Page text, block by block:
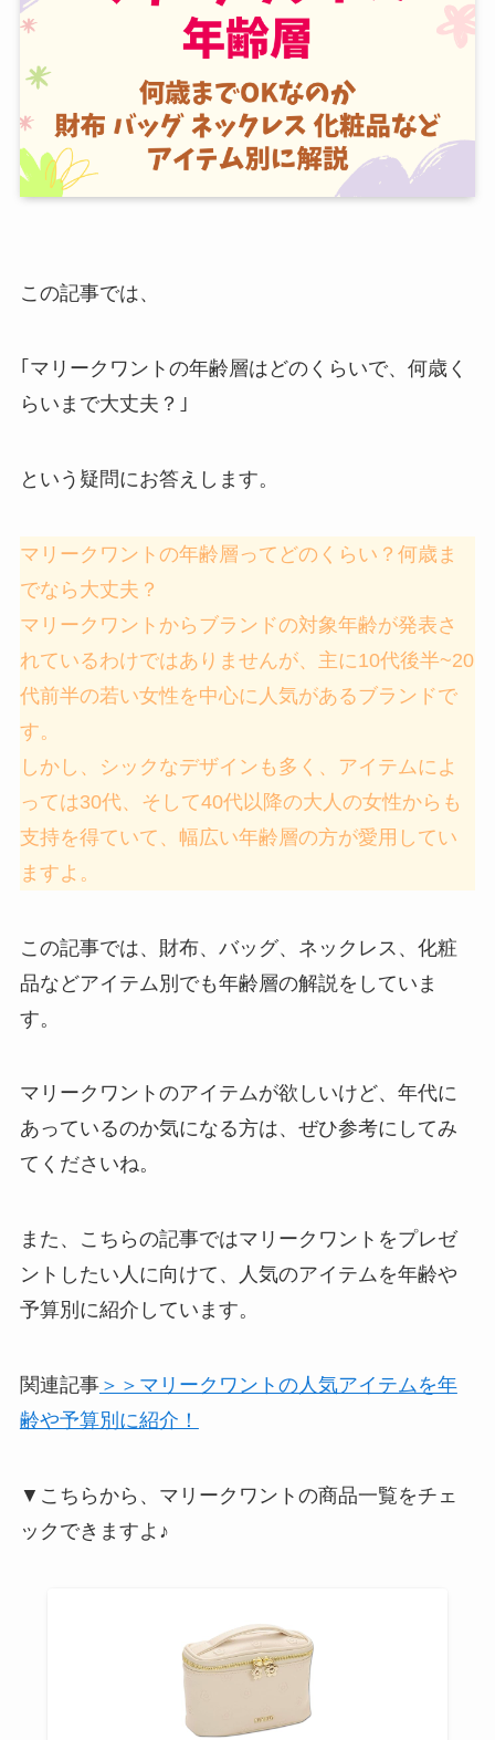
この記事では、
｢マリークワントの年齢層はどのくらいで、何歳く
らいまで大丈夫？｣
という疑問にお答えします。
マリークワントの年齢層ってどのくらい？何歳ま
でなら大丈夫？
マリークワントからブランドの対象年齢が発表さ
れているわけではありませんが、 主に10代後半~20
代前半の若い女性を中心に人気があるブランドで
す。
しかし、シックなデザインも多く、 アイテムによ
っては30代、そして40代以降の大人の女性からも
支持を得ていて、幅広い年齢層の方が愛用してい
ますよ。
この記事では、財布、バッグ、ネックレス、化粧
品などアイテム別でも年齢層の解説をしていま
す。
マリークワントのアイテムが欲しいけど、年代に
あっているのか気になる方は、ぜひ参考にしてみ
てくださいね。
また、こちらの記事ではマリークワントをプレゼ
ントしたい人に向けて、人気のアイテムを年齢や
予算別に紹介しています。
関連記事＞＞マリークワントの人気アイテムを年
齢や予算別に紹介！
▼こちらから、マリークワントの商品一覧をチェ
ックできますよ♪